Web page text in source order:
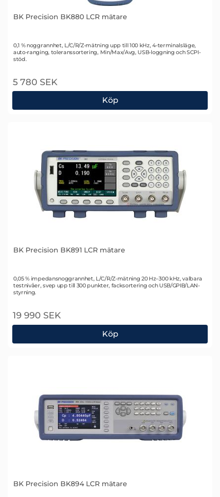
BK Precision BK880 LCR mätare
Art. nr 2374
0,1 % noggrannhet, L/C/R/Z-mätning upp till 100 kHz, 4-terminalsläge,
auto-ranging, toleranssortering, Min/Max/Avg, USB-loggning och SCPI-
stöd.
5 780 SEK
Köp
BK Precision BK880 LCR mätare
BK Precision BK891 LCR mätare
Art. nr 2375
0,05 % impedansnoggrannhet, L/C/R/Z-mätning 20 Hz–300 kHz, valbara
testnivåer, svep upp till 300 punkter, facksortering och USB/GPIB/LAN-
styrning.
19 990 SEK
Köp
BK Precision BK891 LCR mätare
BK Precision BK894 LCR mätare